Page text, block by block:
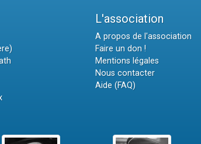
L'association
A propos de l'association
Faire un don !
Mentions légales
Nous contacter
Aide (FAQ)